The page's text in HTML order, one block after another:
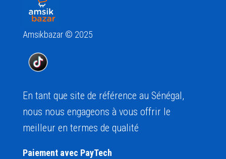
Amsikbazar © 2025
En tant que site de référence au Sénégal,
nous nous engageons à vous offrir le
meilleur en termes de qualité
Paiement avec PayTech